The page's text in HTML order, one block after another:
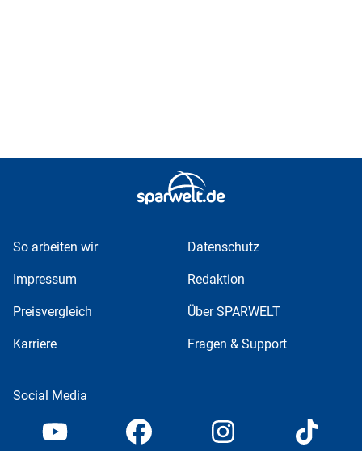
So arbeiten wir Datenschutz
Impressum Redaktion
Preisvergleich Über SPARWELT
Karriere Fragen & Support
Social Media